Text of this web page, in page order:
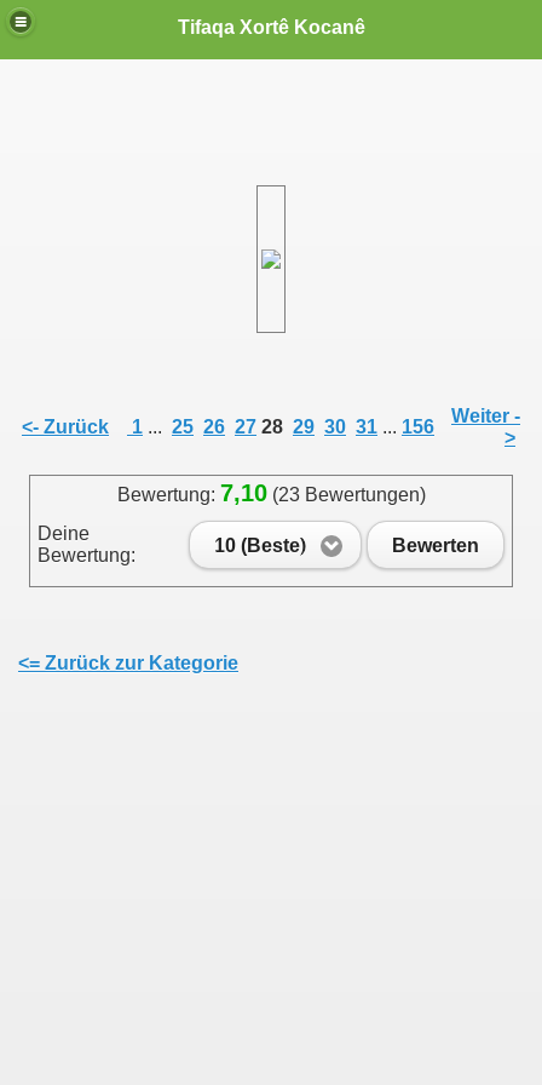
Tifaqa Xortê Kocanê
<- Zurück 1 ... 25 26 27 28 29 30 31 ... 156
Weiter -
>
Bewertung: 7,10(23 Bewertungen)
Deine
Bewertung:
10 (Beste) Bewerten
<= Zurück zur Kategorie